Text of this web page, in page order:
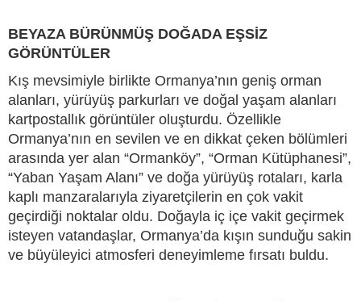
BEYAZA BÜRÜNMÜŞ DOĞADA EŞSİZ
GÖRÜNTÜLER
Kış mevsimiyle birlikte Ormanya’nın geniş orman
alanları, yürüyüş parkurları ve doğal yaşam alanları
kartpostallık görüntüler oluşturdu. Özellikle
Ormanya’nın en sevilen ve en dikkat çeken bölümleri
arasında yer alan “Ormanköy”, “Orman Kütüphanesi”,
“Yaban Yaşam Alanı” ve doğa yürüyüş rotaları, karla
kaplı manzaralarıyla ziyaretçilerin en çok vakit
geçirdiği noktalar oldu. Doğayla iç içe vakit geçirmek
isteyen vatandaşlar, Ormanya’da kışın sunduğu sakin
ve büyüleyici atmosferi deneyimleme fırsatı buldu.